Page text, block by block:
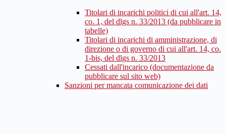
Titolari di incarichi politici di cui all'art. 14,
co. 1, del dlgs n. 33/2013 (da pubblicare in
tabelle)
Titolari di incarichi di amministrazione, di
direzione o di governo di cui all'art. 14, co.
1-bis, del dlgs n. 33/2013
Cessati dall'incarico (documentazione da
pubblicare sul sito web)
Sanzioni per mancata comunicazione dei dati